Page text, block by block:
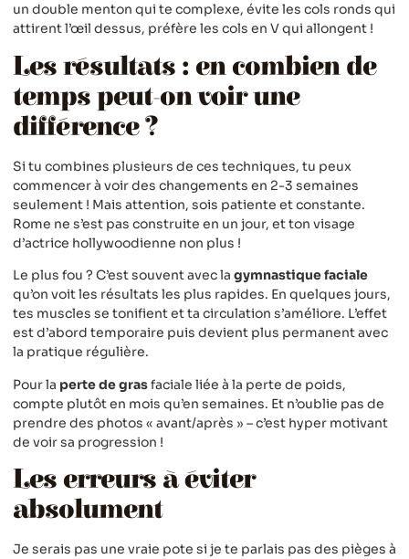
un double menton qui te complexe, évite les cols ronds qui
attirent l’œil dessus, préfère les cols en V qui allongent !
Les résultats : en combien de
temps peut-on voir une
différence ?
Si tu combines plusieurs de ces techniques, tu peux
commencer à voir des changements en 2-3 semaines
seulement ! Mais attention, sois patiente et constante.
Rome ne s’est pas construite en un jour, et ton visage
d’actrice hollywoodienne non plus !
Le plus fou ? C’est souvent avec la gymnastique faciale
qu’on voit les résultats les plus rapides. En quelques jours,
tes muscles se tonifient et ta circulation s’améliore. L’effet
est d’abord temporaire puis devient plus permanent avec
la pratique régulière.
Pour la perte de grasfaciale liée à la perte de poids,
compte plutôt en mois qu’en semaines. Et n’oublie pas de
prendre des photos « avant/après » – c’est hyper motivant
de voir sa progression !
Les erreurs à éviter
absolument
Je serais pas une vraie pote si je te parlais pas des pièges à